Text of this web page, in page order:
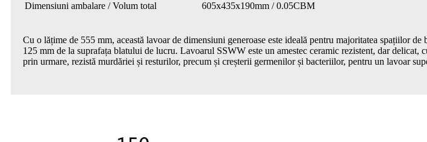
Dimensiuni ambalare / Volum total
605x435x190mm / 0.05CBM
Cu o lățime de 555 mm, această lavoar de dimensiuni generoase este ideală pentru majoritatea spațiilor
125 mm de la suprafața blatului de lucru. Lavoarul SSWW este un amestec ceramic rezistent, dar delicat,
prin urmare, rezistă murdăriei și resturilor, precum și creșterii germenilor și bacteriilor, pentru un lavoar